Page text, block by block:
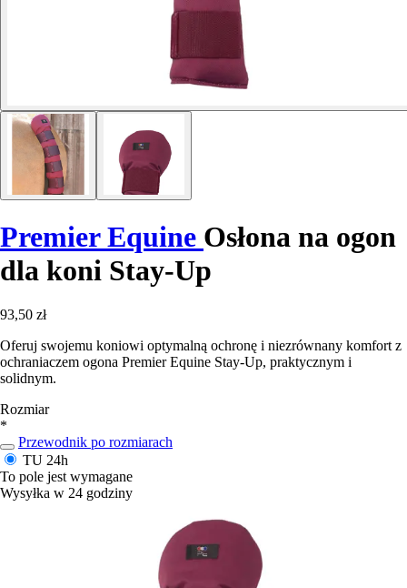
Premier Equine Osłona na ogon
dla koni Stay-Up
93,50 zł
Oferuj swojemu koniowi optymalną ochronę i niezrównany komfort z
ochraniaczem ogona Premier Equine Stay-Up, praktycznym i
solidnym.
Rozmiar
*
Przewodnik po rozmiarach
TU 24h
To pole jest wymagane
Wysyłka w 24 godziny